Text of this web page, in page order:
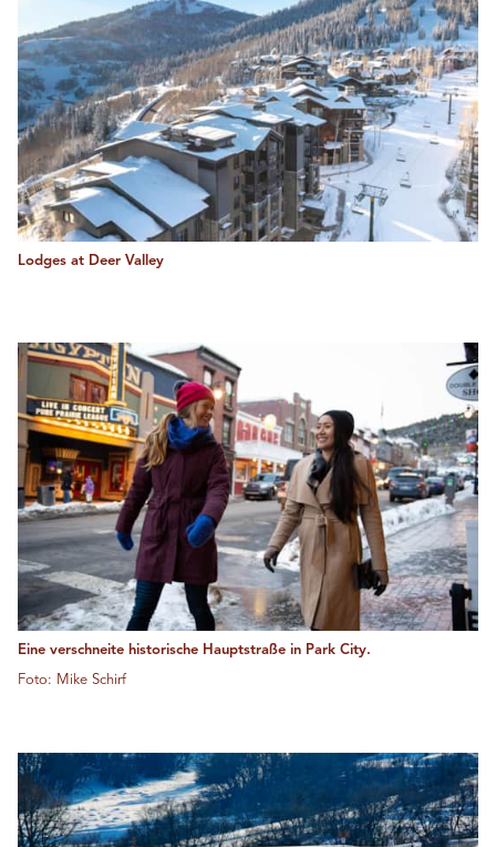
Lodges at Deer Valley
Eine verschneite historische Hauptstraße in Park City.
Foto: Mike Schirf